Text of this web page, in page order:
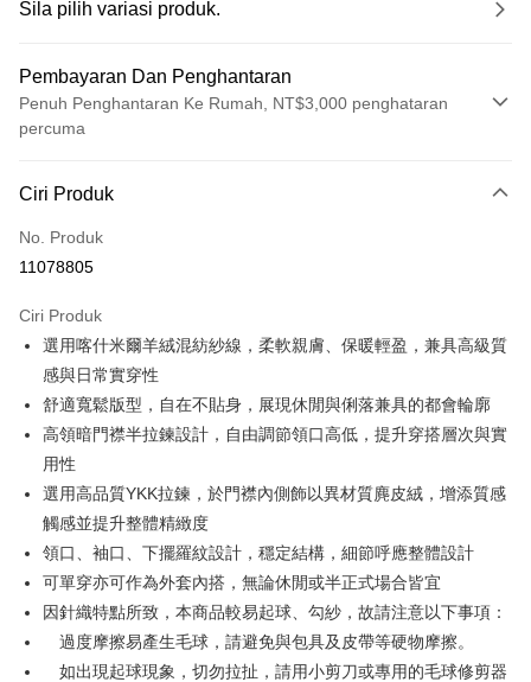
Sila pilih variasi produk.
Pembayaran Dan Penghantaran
Penuh Penghantaran Ke Rumah, NT$3,000 penghataran
percuma
Kad Kredit (Bayaran Penuh)
Ansuran Kad Kredit
Taiwan Cooperative Bank
Hua Nan Commercial
Bank
Chang Hwa Commercial
The Shanghai
Commercial & Savings
Bank
Bank Komersial Taipei
Fubon
Bank Cathay United
Commercial Bank
Taiwan Business Bank
Bank
HSBC Bank (Taiwan)
Hwatai Bank
Union Bank of Taiwan
Far Eastern International
Bank
Yuanta Commercial Bank
Bank SinoPac
6 ansuran pada kadar faedah 0,
ansuran
21 Bank
Taiwan Cooperative Bank
Hua Nan Commercial Bank
Chang Hwa Commercial Bank
The Shanghai Commercial &
Savings Bank
Bank Komersial Taipei Fubon
Bank Cathay United
Mega International Commercial
Taiwan Business Bank
HSBC Bank (Taiwan) Limited
Hwatai Bank
Union Bank of Taiwan
Far Eastern International Bank
Yuanta Commercial Bank
Bank SinoPac
Bank Komersial E.SUN
DBS Bank
Bank Antarabangsa Taishin
Bank CTBC
LINE Pay
Apple Pay
JKOPAY
Easy Wallet
Pemindahan ATM
Pilihan Penghantaran
Ciri Produk
No. Produk
11078805
Ciri Produk
選用喀什米爾羊絨混紡紗線，柔軟親膚、保暖輕盈，兼具高級質
感與日常實穿性
舒適寬鬆版型，自在不貼身，展現休閒與俐落兼具的都會輪廓
高領暗門襟半拉鍊設計，自由調節領口高低，提升穿搭層次與實
用性
選用高品質YKK拉鍊，於門襟內側飾以異材質麂皮絨，增添質感
觸感並提升整體精緻度
領口、袖口、下擺羅紋設計，穩定結構，細節呼應整體設計
可單穿亦可作為外套內搭，無論休閒或半正式場合皆宜
因針織特點所致，本商品較易起球、勾紗，故請注意以下事項：
過度摩擦易產生毛球，請避免與包具及皮帶等硬物摩擦。
如出現起球現象，切勿拉扯，請用小剪刀或專用的毛球修剪器